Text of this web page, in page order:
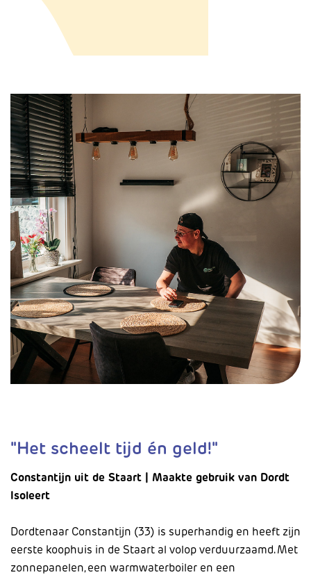
"Het scheelt tijd én geld!"
Constantijn uit de Staart | Maakte gebruik van Dordt
Isoleert
Dordtenaar Constantijn (33) is superhandig en heeft zijn
eerste koophuis in de Staart al volop verduurzaamd. Met
zonnepanelen, een warmwaterboiler en een